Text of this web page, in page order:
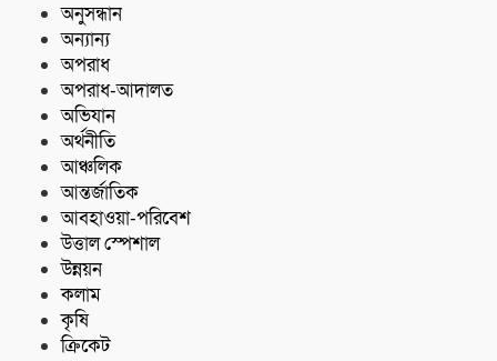
অনুসন্ধান
অন্যান্য
অপরাধ
অপরাধ-আদালত
অভিযান
অর্থনীতি
আঞ্চলিক
আন্তর্জাতিক
আবহাওয়া-পরিবেশ
উত্তাল স্পেশাল
উন্নয়ন
কলাম
কৃষি
ক্রিকেট